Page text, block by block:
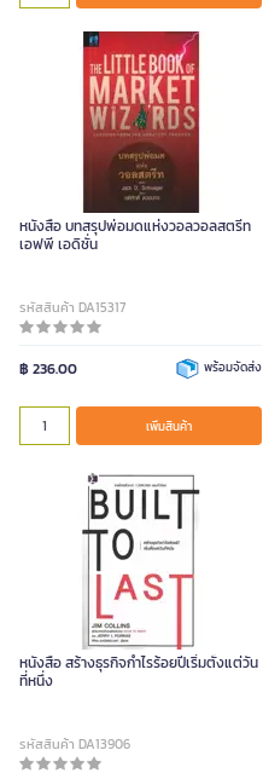
หนังสือ บทสรุปพ่อมดแห่งวอลวอลสตรีท
เอฟพี เอดิชั่น
รหัสสินค้า DA15317
฿ 236.00 พร้อมจัดส่ง
เพิ่มสินค้า
หนังสือ สร้างธุรกิจกำไรร้อยปีเริ่มตั้งแต่วัน
ที่หนึ่ง
รหัสสินค้า DA13906